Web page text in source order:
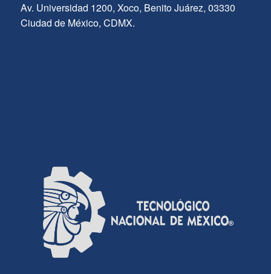
Av. Universidad 1200, Xoco, Benito Juárez, 03330
Ciudad de México, CDMX.